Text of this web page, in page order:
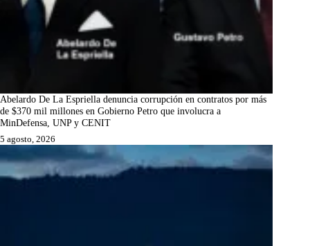
Abelardo De La Espriella denuncia corrupción en contratos por más
de $370 mil millones en Gobierno Petro que involucra a
MinDefensa, UNP y CENIT
5 agosto, 2026